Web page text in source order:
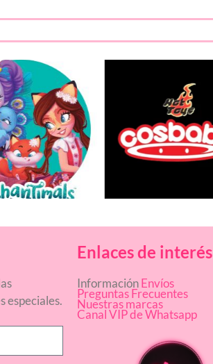
especiales.
Enlaces de interés
InformaciónEnvíos
Preguntas Frecuentes
Nuestras marcas
Canal VIP de Whatsapp